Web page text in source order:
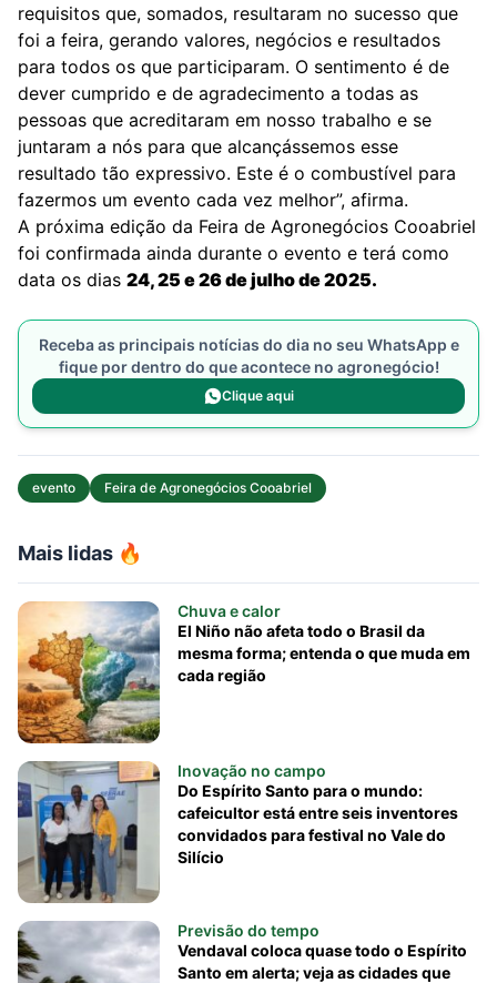
Mais lidas 🔥
Chuva e calor
El Niño não afeta todo o Brasil da
mesma forma; entenda o que muda em
cada região
Inovação no campo
Do Espírito Santo para o mundo:
cafeicultor está entre seis inventores
convidados para festival no Vale do
Silício
Previsão do tempo
Vendaval coloca quase todo o Espírito
Santo em alerta; veja as cidades que
requisitos que, somados, resultaram no sucesso que
foi a feira, gerando valores, negócios e resultados
para todos os que participaram. O sentimento é de
dever cumprido e de agradecimento a todas as
pessoas que acreditaram em nosso trabalho e se
juntaram a nós para que alcançássemos esse
resultado tão expressivo. Este é o combustível para
fazermos um evento cada vez melhor”, afirma.
A próxima edição da Feira de Agronegócios Cooabriel
foi confirmada ainda durante o evento e terá como
data os dias 24, 25 e 26 de julho de 2025.
Receba as principais notícias do dia no seu WhatsApp e
fique por dentro do que acontece no agronegócio!
Clique aqui
evento Feira de Agronegócios Cooabriel